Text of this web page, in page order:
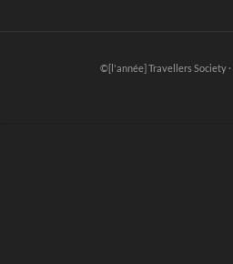
©[l'année] Travellers Society ·